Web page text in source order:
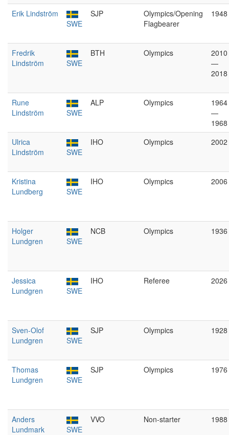
Erik Lindström
SWE
SJP
Olympics/Opening
Flagbearer
1948
Fredrik
Lindström
SWE
BTH Olympics
2010
—
2018
Rune
Lindström
SWE
ALP Olympics
1964
—
1968
Ulrica
Lindström
SWE
IHO Olympics 2002
Kristina
Lundberg
SWE
IHO Olympics 2006
Holger
Lundgren
SWE
NCB Olympics 1936
Jessica
Lundgren
SWE
IHO Referee 2026
Sven-Olof
Lundgren
SWE
SJP Olympics 1928
Thomas
Lundgren
SWE
SJP Olympics 1976
Anders
Lundmark
SWE
VVO Non-starter 1988